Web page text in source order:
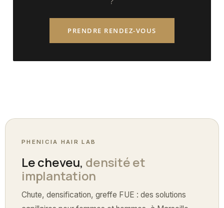
PRENDRE RENDEZ-VOUS
PHENICIA HAIR LAB
Le cheveu, densité et
implantation
Chute, densification, greffe FUE : des solutions